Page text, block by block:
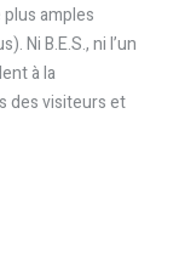
amples
Ni B.E.S., ni l’un
à la
des visiteurs et